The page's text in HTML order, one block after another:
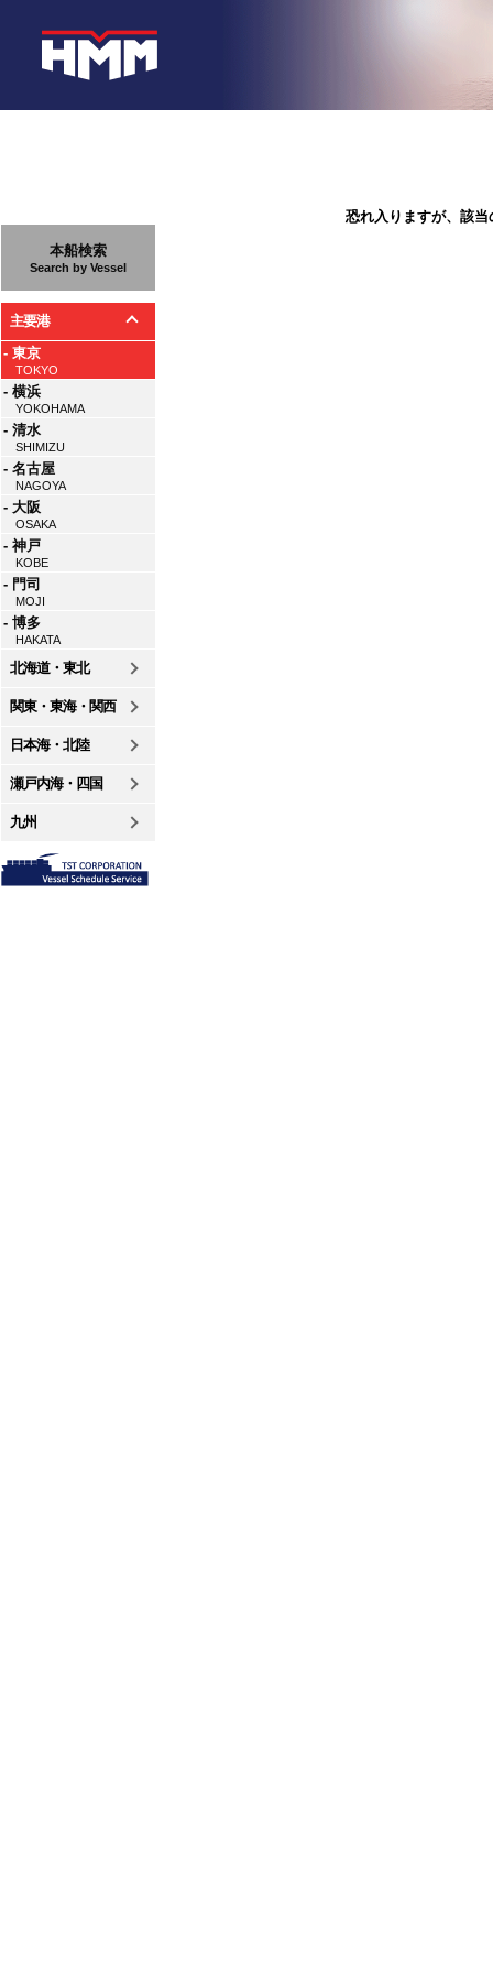
本船検索
Search by Vessel
主要港
- 東京
TOKYO
- 横浜
YOKOHAMA
- 清水
SHIMIZU
- 名古屋
NAGOYA
- 大阪
OSAKA
- 神戸
KOBE
- 門司
MOJI
- 博多
HAKATA
北海道・東北
関東・東海・関西
日本海・北陸
瀬戸内海・四国
九州
恐れ入りますが、該